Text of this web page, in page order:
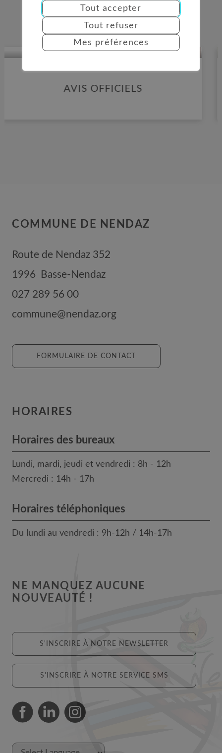
EN SAVOIR PLUS
CARTOGRAPHIE SIT
COMMUNE DE NENDAZ
Route de Nendaz 352
1996
Basse-Nendaz
027 289 56 00
commune@nendaz.org
FORMULAIRE DE CONTACT
HORAIRES
Horaires des bureaux
Lundi, mardi, jeudi et vendredi : 8h - 12h
Mercredi : 14h - 17h
Horaires téléphoniques
Du lundi au vendredi : 9h-12h / 14h-17h
NE MANQUEZ AUCUNE
NOUVEAUTÉ !
S'INSCRIRE À NOTRE NEWSLETTER
S'INSCRIRE À NOTRE SERVICE SMS
Tout accepter
Tout refuser
Mes préférences